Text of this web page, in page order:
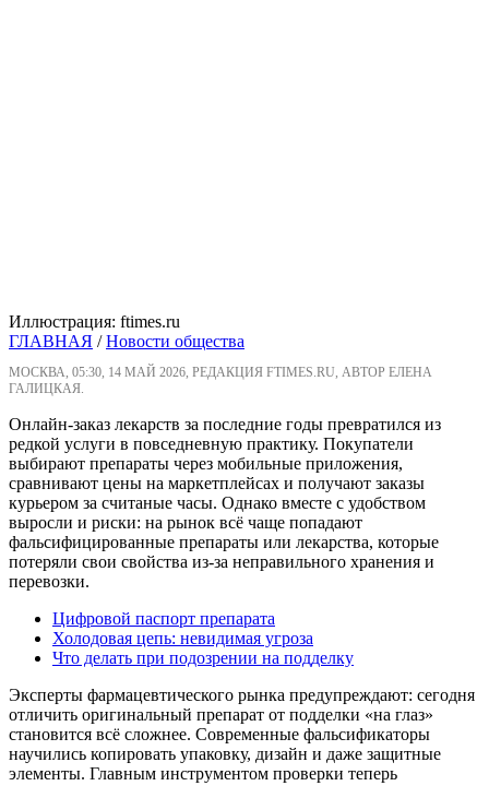
Иллюстрация: ftimes.ru
ГЛАВНАЯ /Новости общества
МОСКВА, 05:30, 14 МАЙ 2026, РЕДАКЦИЯ FTIMES.RU, АВТОР ЕЛЕНА
ГАЛИЦКАЯ.
Онлайн-заказ лекарств за последние годы превратился из
редкой услуги в повседневную практику. Покупатели
выбирают препараты через мобильные приложения,
сравнивают цены на маркетплейсах и получают заказы
курьером за считаные часы. Однако вместе с удобством
выросли и риски: на рынок всё чаще попадают
фальсифицированные препараты или лекарства, которые
потеряли свои свойства из-за неправильного хранения и
перевозки.
Цифровой паспорт препарата
Холодовая цепь: невидимая угроза
Что делать при подозрении на подделку
Эксперты фармацевтического рынка предупреждают: сегодня
отличить оригинальный препарат от подделки «на глаз»
становится всё сложнее. Современные фальсификаторы
научились копировать упаковку, дизайн и даже защитные
элементы. Главным инструментом проверки теперь